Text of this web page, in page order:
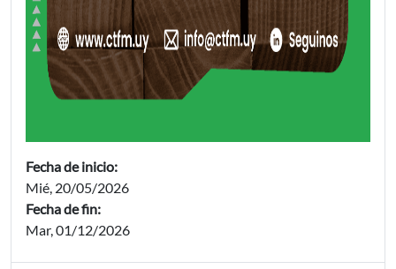
Fecha de inicio:
Mié, 20/05/2026
Fecha de fin:
Mar, 01/12/2026